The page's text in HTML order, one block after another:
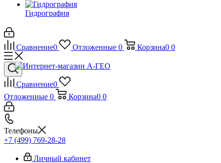
Гидрография
Сравнение0 Отложенные 0 Корзина0 0
Сравнение0
Отложенные 0 Корзина0 0
Телефоны
+7 (499) 769-28-28
Личный кабинет